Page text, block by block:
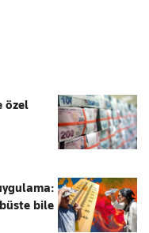
özel
bile